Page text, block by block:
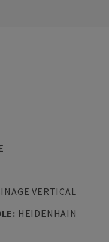
VERTICAL
: HEIDENHAIN